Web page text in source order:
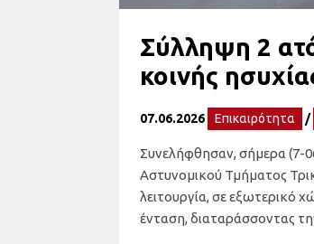
Σύλληψη 2
κοινής
07.06.2026 Επικαιρότητα /
Συνελήφθησαν, σήμερα (7-
Αστυνομικού Τμήματος
λειτουργία, σε εξωτερικό
ένταση, διαταράσσοντας